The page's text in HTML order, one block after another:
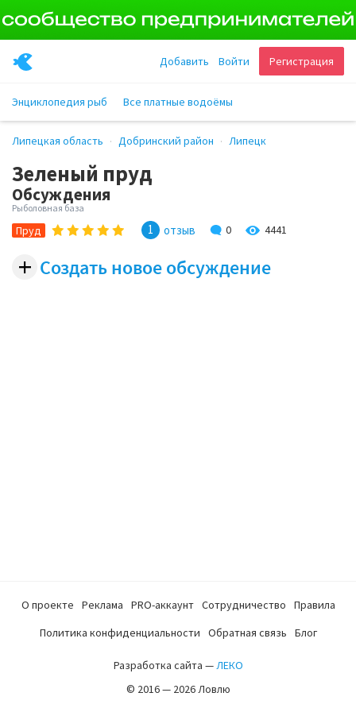
Регистрация
Войти
Добавить
Энциклопедия рыб Все платные водоёмы
Липецкая область Добринский район Липецк
Зеленый пруд
Обсуждения
Рыболовная база
Пруд 1 отзыв 0 4441
+ Создать новое обсуждение
О проекте Реклама PRO-аккаунт Сотрудничество
Правила
Политика конфиденциальности
Обратная связь Блог
Разработка сайта —ЛЕКО
© 2016 — 2026 Ловлю